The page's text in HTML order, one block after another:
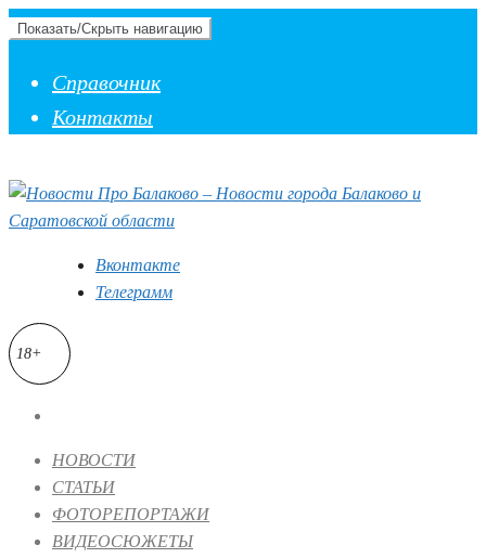
Показать/Скрыть навигацию
Справочник
Контакты
Вконтакте
Телеграмм
18+
НОВОСТИ
СТАТЬИ
ФОТОРЕПОРТАЖИ
ВИДЕОСЮЖЕТЫ